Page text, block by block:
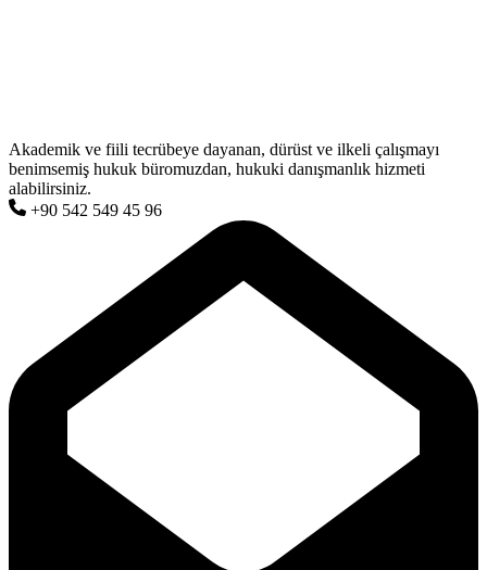
Akademik ve fiili tecrübeye dayanan, dürüst ve ilkeli çalışmayı
benimsemiş hukuk büromuzdan, hukuki danışmanlık hizmeti
alabilirsiniz.
+90 542 549 45 96